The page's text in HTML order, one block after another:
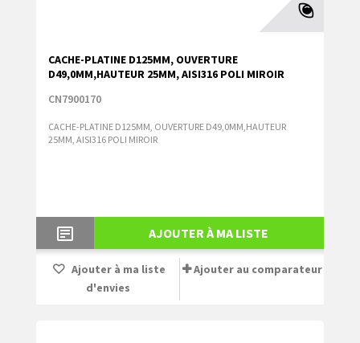
CACHE-PLATINE D125MM, OUVERTURE
D49,0MM,HAUTEUR 25MM, AISI316 POLI MIROIR
CN7900170
CACHE-PLATINE D125MM, OUVERTURE D49,0MM,HAUTEUR
25MM, AISI316 POLI MIROIR
AJOUTER À MA LISTE
Ajouter à ma liste
d'envies
Ajouter au comparateur